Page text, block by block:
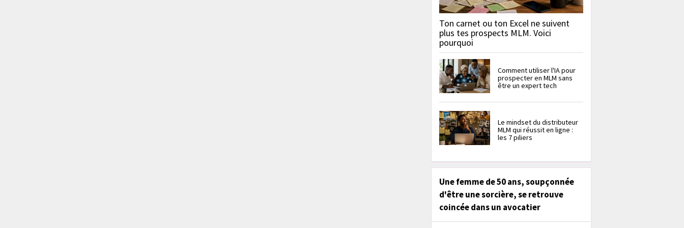
Ton carnet ou ton Excel ne suivent
plus tes prospects MLM. Voici
pourquoi
Comment utiliser l'IA pour
prospecter en MLM sans
être un expert tech
Le mindset du distributeur
MLM qui réussit en ligne :
les 7 piliers
Une femme de 50 ans, soupçonnée
d'être une sorcière, se retrouve
coincée dans un avocatier